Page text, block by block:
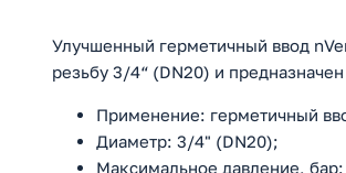
Улучшенный герметичный ввод
резьбу 3/4“ (DN20) и
Применение: герметичный
Диаметр: 3/4" (DN20);
Максимальное давление, бар: